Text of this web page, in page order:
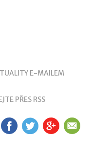
E-MAILEM
PŘES RSS
FB TW GP EM